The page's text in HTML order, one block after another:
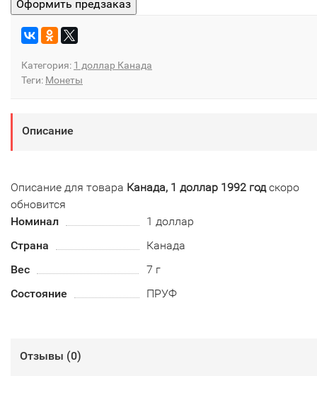
Категория: 1 доллар Канада
Теги: Монеты
Описание
Описание для товара Канада, 1 доллар 1992 годскоро
обновится
Номинал
1 доллар
Страна
Канада
Вес
7 г
Состояние
ПРУФ
Отзывы (0)